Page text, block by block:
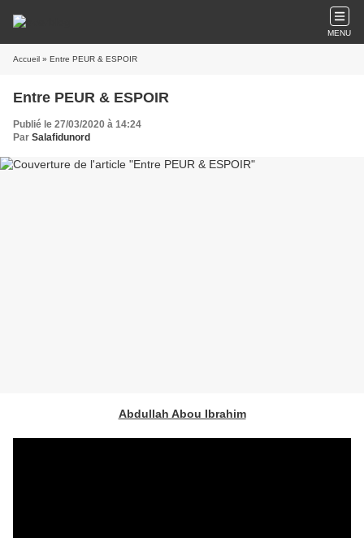
MENU
Accueil » Entre PEUR & ESPOIR
Entre PEUR & ESPOIR
Publié le 27/03/2020 à 14:24
Par Salafidunord
Abdullah Abou Ibrahim